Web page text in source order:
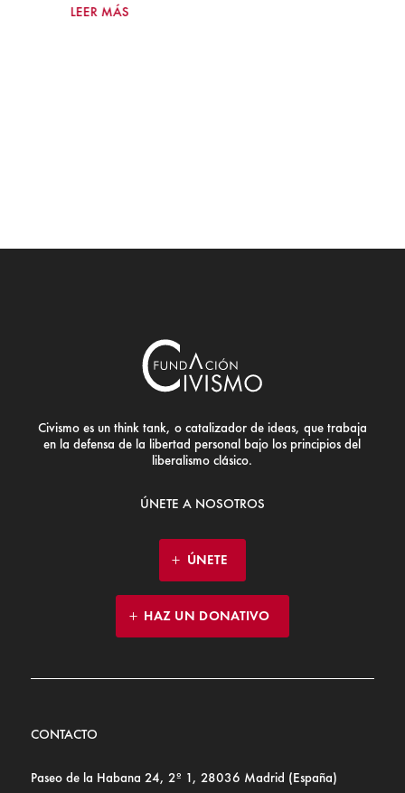
LEER MÁS
Civismo es un think tank, o catalizador de ideas, que trabaja
en la defensa de la libertad personal bajo los principios del
liberalismo clásico.
ÚNETE A NOSOTROS
ÚNETE
HAZ UN DONATIVO
CONTACTO
Paseo de la Habana 24, 2º 1, 28036 Madrid (España)